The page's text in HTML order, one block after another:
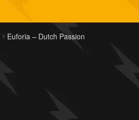
Euforia – Dutch Passion